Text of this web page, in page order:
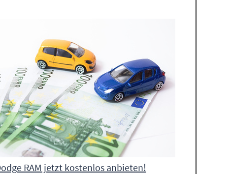
RAM jetzt kostenlos anbieten!